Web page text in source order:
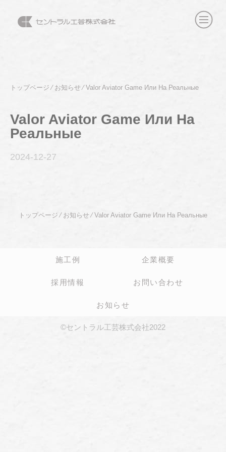
トップページ⁄ お知らせ⁄Valor Aviator Game Или На Реальные
Valor Aviator Game Или На
Реальные
2024-12-27
トップページ ⁄ お知らせ⁄Valor Aviator Game Или На Реальные
施工例 企業概要
採用情報 お問い合わせ
お知らせ
©セントラル工芸株式会社2022